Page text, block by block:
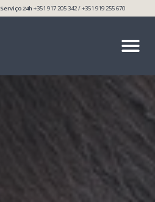
Serviço 24h+351 917 205 342 / +351 919 255 670